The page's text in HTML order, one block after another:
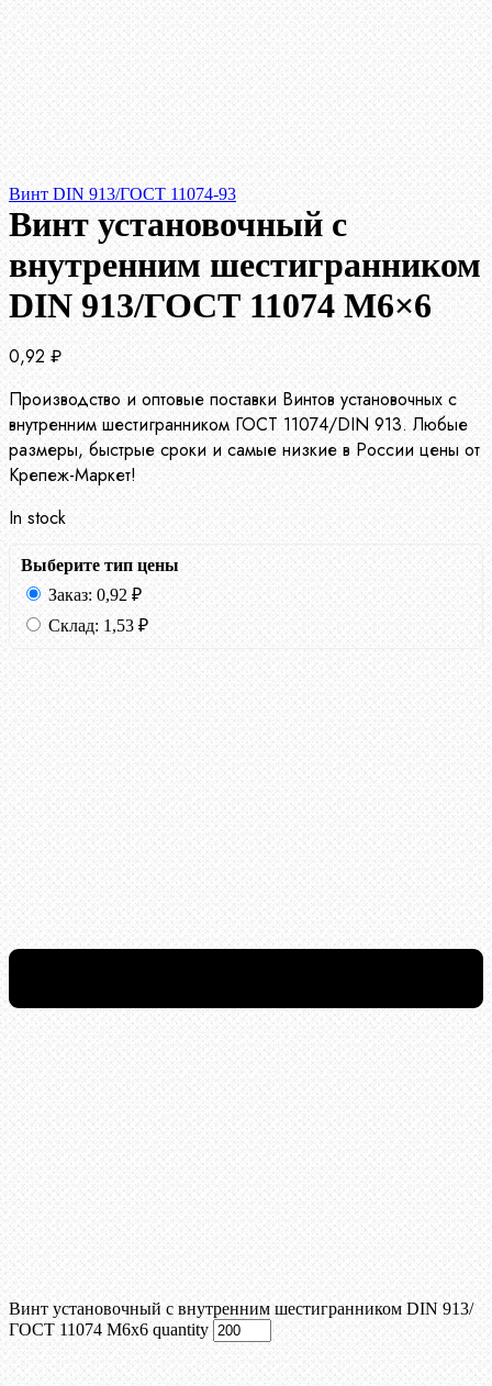
Винт DIN 913/ГОСТ 11074-93
Винт установочный с
внутренним шестигранником
DIN 913/ГОСТ 11074 М6×6
0,92 ₽
Производство и оптовые поставки Винтов установочных с
внутренним шестигранником ГОСТ 11074/DIN 913. Любые
размеры, быстрые сроки и самые низкие в России цены от
Крепеж-Маркет!
In stock
Выберите тип цены
Заказ: 0,92 ₽
Склад: 1,53 ₽
Винт установочный с внутренним шестигранником DIN 913/
ГОСТ 11074 М6x6 quantity